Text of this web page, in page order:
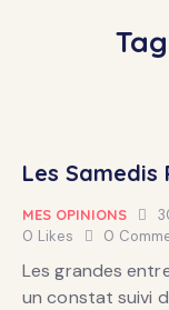
Les Samedis
MES OPINIONS
0 Likes 0
Les grandes
un constat suivi